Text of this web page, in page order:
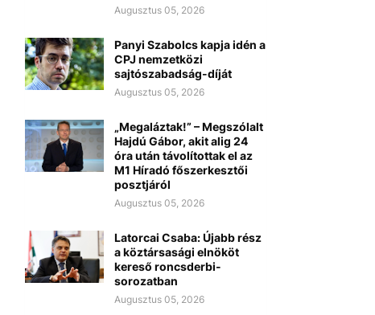
Augusztus 05, 2026
Panyi Szabolcs kapja idén a
CPJ nemzetközi
sajtószabadság-díját
Augusztus 05, 2026
„Megaláztak!” – Megszólalt
Hajdú Gábor, akit alig 24
óra után távolítottak el az
M1 Híradó főszerkesztői
posztjáról
Augusztus 05, 2026
Latorcai Csaba: Újabb rész
a köztársasági elnököt
kereső roncsderbi-
sorozatban
Augusztus 05, 2026